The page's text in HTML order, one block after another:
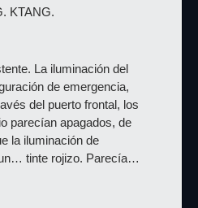
KTANG.
La iluminación del
de emergencia,
del puerto frontal, los
parecían apagados, de
la iluminación de
tinte rojizo. Parecía…